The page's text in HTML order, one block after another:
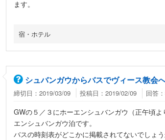
ます。
宿・ホテル
シュバンガウからバスでヴィース教会
締切日：2019/03/09 投稿日：2019/02/09 回答：
GWの５／３にホーエンシュバンガウ（正午頃
エンシュバンガウ泊です。
バスの時刻表がどこかに掲載されてないでしょう